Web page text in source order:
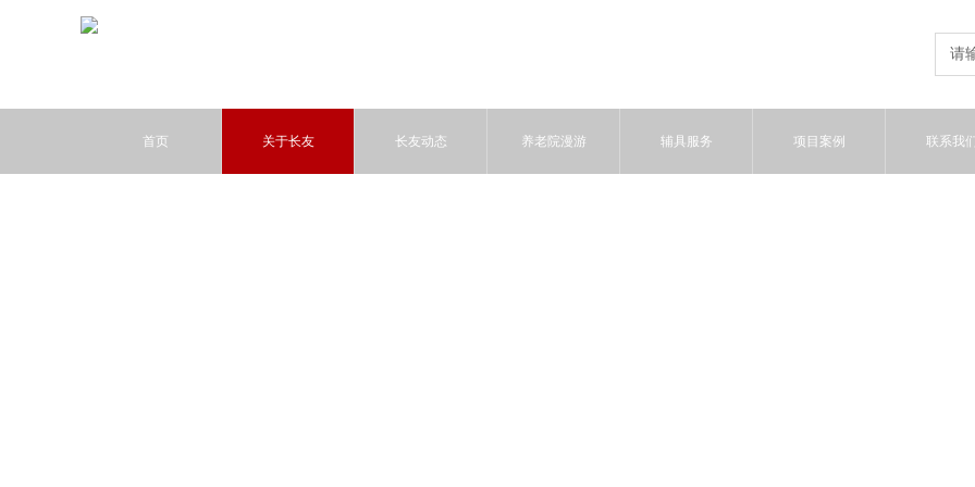
首页 关于长友 长友动态 养老院漫游 辅具服务 项目案例 联系我